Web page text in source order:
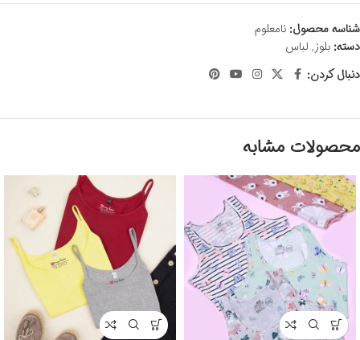
شناسه محصول: نامعلوم
دسته: بلوز, لباس
دنبال کردن:
محصولات مشابه